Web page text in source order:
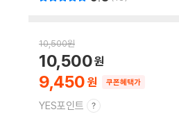
10,500원
9,450
10,500
쿠폰혜택가
YES포인트